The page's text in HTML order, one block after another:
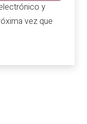
y
vez que